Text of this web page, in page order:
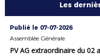
Les
Publié le 07-07-2026
Assemblée Générale
PV AG extraordinaire du 02